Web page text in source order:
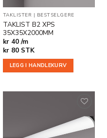
TAKLISTER | BESTSELGERE
TAKLIST B2 XPS
35X35X2000MM
kr 40 /m
kr80 STK
LEGG I HANDLEKURV
i